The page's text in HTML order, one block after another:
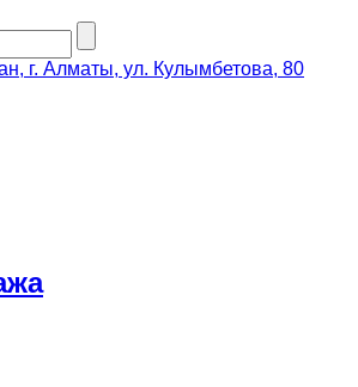
г. Алматы, ул. Кулымбетова, 80